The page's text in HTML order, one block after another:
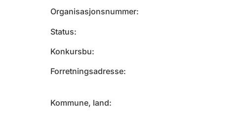
Organisasjonsnummer
Status
Konkursbu
Forretningsadresse
Kommune, land